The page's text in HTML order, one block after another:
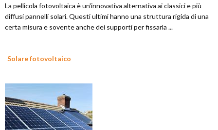
La pellicola fotovoltaica è un'innovativa alternativa ai classici e più
diffusi pannelli solari. Questi ultimi hanno una struttura rigida di una
certa misura e sovente anche dei supporti per fissarla ...
Solare fotovoltaico